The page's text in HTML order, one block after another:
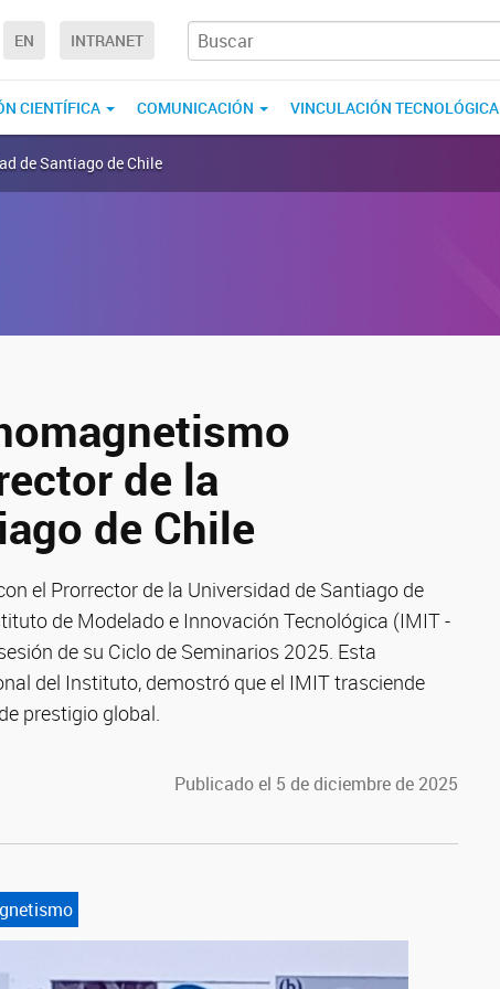
EN INTRANET
CIENTÍFICA COMUNICACIÓN VINCULACIÓN TECNOLÓGICA
de Santiago de Chile
de la
de Chile
el Prorrector de la Universidad de Santiago de
de Modelado e Innovación Tecnológica (IMIT -
de su Ciclo de Seminarios 2025. Esta
del Instituto, demostró que el IMIT trasciende
prestigio global.
Publicado el 5 de diciembre de 2025